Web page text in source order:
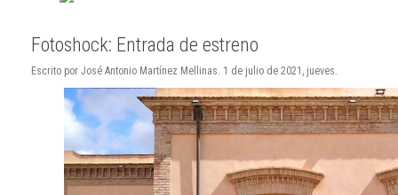
Fotoshock: Entrada de estreno
Escrito por José Antonio Martínez Mellinas. 1 de julio de 2021, jueves.